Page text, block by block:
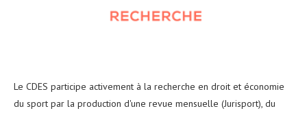
Le CDES participe activement à la recherche en droit et économie
du sport par la production d'une revue mensuelle (Jurisport), du